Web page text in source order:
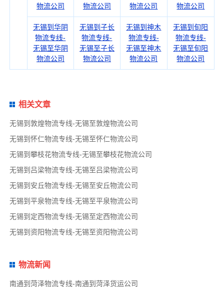
物流公司
物流公司
物流公司
物流公司
无锡到华阴
物流专线-
无锡至华阴
物流公司
无锡到子长
物流专线-
无锡至子长
物流公司
无锡到神木
物流专线-
无锡至神木
物流公司
无锡到旬阳
物流专线-
无锡至旬阳
物流公司
相关文章
无锡到敦煌物流专线-无锡至敦煌物流公司
无锡到怀仁物流专线-无锡至怀仁物流公司
无锡到攀枝花物流专线-无锡至攀枝花物流公司
无锡到吕梁物流专线-无锡至吕梁物流公司
无锡到安丘物流专线-无锡至安丘物流公司
无锡到平泉物流专线-无锡至平泉物流公司
无锡到定西物流专线-无锡至定西物流公司
无锡到资阳物流专线-无锡至资阳物流公司
物流新闻
南通到菏泽物流专线-南通到菏泽货运公司